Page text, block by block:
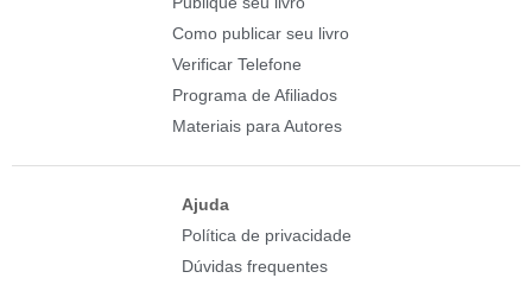
Como publicar seu livro
Verificar Telefone
Programa de Afiliados
Materiais para Autores
Ajuda
Política de privacidade
Dúvidas frequentes